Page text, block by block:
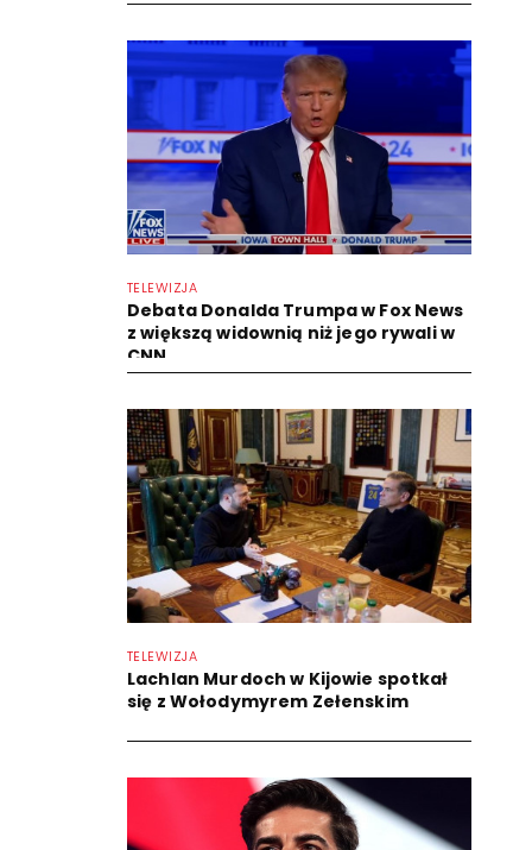
TELEWIZJA
Debata Donalda Trumpa w Fox News
z większą widownią niż jego rywali w
CNN
TELEWIZJA
Lachlan Murdoch w Kijowie spotkał
się z Wołodymyrem Zełenskim